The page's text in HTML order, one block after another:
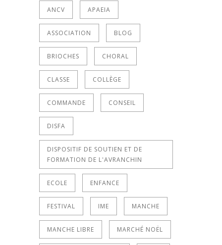
ANCV APAEIA
ASSOCIATION BLOG
BRIOCHES CHORAL
CLASSE COLLÈGE
COMMANDE CONSEIL
DISFA
DISPOSITIF DE SOUTIEN ET DE
FORMATION DE L'AVRANCHIN
ECOLE ENFANCE
FESTIVAL IME MANCHE
MANCHE LIBRE MARCHÉ NOËL